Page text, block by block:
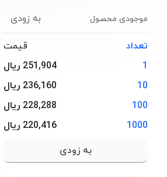
به زودی موجودی محصول
تعداد
قیمت
1
251,904 ریال
10
236,160 ریال
100
228,288 ریال
1000
220,416 ریال